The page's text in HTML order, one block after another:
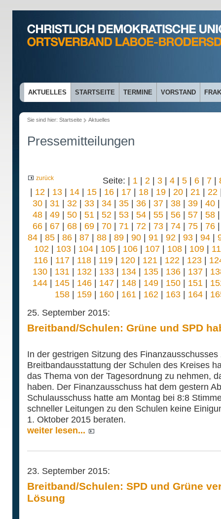
AKTUELLES STARTSEITE TERMINE VORSTAND
Sie sind hier: Startseite Aktuelles
Pressemitteilungen
zurück Seite: | 1 | 2 | 3 | 4 | 5 | 6 | 7 |
| 12 | 13| 14| 15| 16| 17| 18| 19| 20| 21 | 22
30| 31 | 32 | 33| 34| 35| 36| 37| 38| 39| 40
48| 49| 50| 51 | 52 | 53| 54| 55| 56| 57| 58
66| 67| 68| 69| 70| 71 | 72 | 73| 74| 75| 76
84| 85| 86| 87| 88| 89| 90| 91 | 92 | 93| 94|
102 | 103 | 104 | 105 | 106 | 107 | 108 | 109 |
116| 117| 118| 119| 120| 121 | 122 | 123|
130| 131 | 132 | 133| 134| 135| 136| 137|
144| 145| 146| 147| 148| 149| 150| 151 |
158| 159| 160| 161 | 162 | 163| 164|
25. September 2015:
Breitband/Schulen: Grüne und SPD
In der gestrigen Sitzung des
Breitbandausstattung der Schulen des Kreises
das Thema von der Tagesordnung zu nehmen,
haben. Der Finanzausschuss hat dem gestern
Schulausschuss hatte am Montag bei 8:8
schneller Leitungen zu den Schulen keine
1. Oktober 2015 beraten.
weiter lesen...
23. September 2015:
Breitband/Schulen: SPD und Grüne
Lösung